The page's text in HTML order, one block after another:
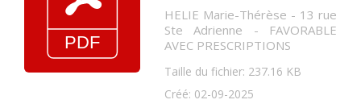
HELIE Marie-Thérèse - 13 rue
Ste Adrienne - FAVORABLE
AVEC PRESCRIPTIONS
Taille du fichier: 237.16 KB
Créé: 02-09-2025